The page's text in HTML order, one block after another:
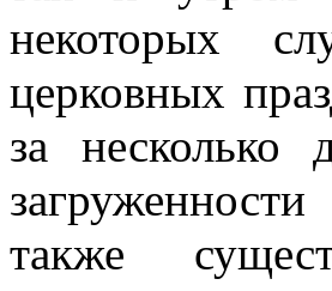
некоторых
церковных
за
также